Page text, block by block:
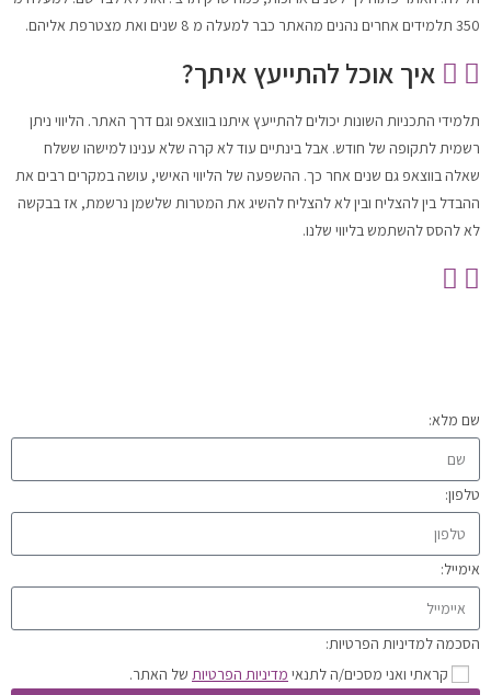
350 תלמידים אחרים נהנים מהאתר כבר למעלה מ 8 שנים ואת מצטרפת אליהם.
איך אוכל להתייעץ איתך?
תלמידי התכניות השונות יכולים להתייעץ איתנו בווצאפ וגם דרך האתר. הליווי ניתן
רשמית לתקופה של חודש. אבל בינתיים עוד לא קרה שלא ענינו למישהו ששלח
שאלה בווצאפ גם שנים אחר כך. ההשפעה של הליווי האישי, עושה במקרים רבים את
ההבדל בין להצליח ובין לא להצליח להשיג את המטרות שלשמן נרשמת, אז בבקשה
לא להסס להשתמש בליווי שלנו.
שם מלא:
טלפון:
אימייל:
הסכמה למדיניות הפרטיות:
קראתי ואני מסכים/ה לתנאי מדיניות הפרטיות של האתר.